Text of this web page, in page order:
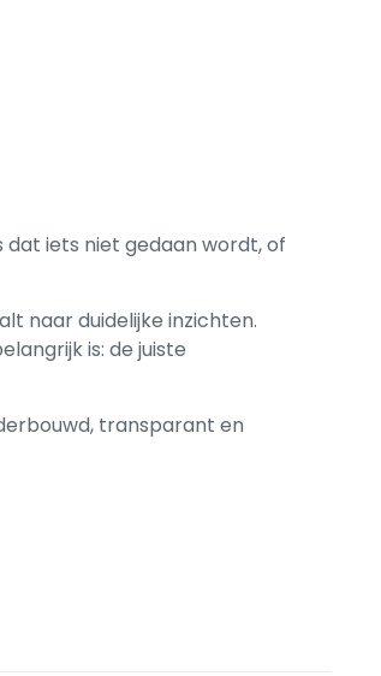
iets niet gedaan wordt, of
naar duidelijke inzichten.
is: de juiste
transparant en